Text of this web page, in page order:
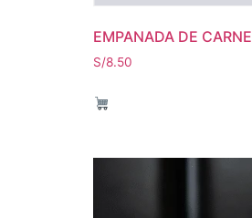
EMPANADA DE CARNE
S/8.50